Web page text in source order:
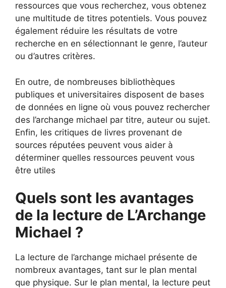
ressources que vous recherchez, vous obtenez
une multitude de titres potentiels. Vous pouvez
également réduire les résultats de votre
recherche en en sélectionnant le genre, l’auteur
ou d’autres critères.
En outre, de nombreuses bibliothèques
publiques et universitaires disposent de bases
de données en ligne où vous pouvez rechercher
des l’archange michael par titre, auteur ou sujet.
Enfin, les critiques de livres provenant de
sources réputées peuvent vous aider à
déterminer quelles ressources peuvent vous
être utiles
Quels sont les avantages
de la lecture de L’Archange
Michael ?
La lecture de l’archange michael présente de
nombreux avantages, tant sur le plan mental
que physique. Sur le plan mental, la lecture peut